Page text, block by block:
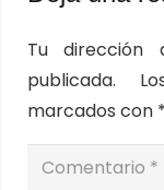
Tu dirección
publicada.
marcados con *